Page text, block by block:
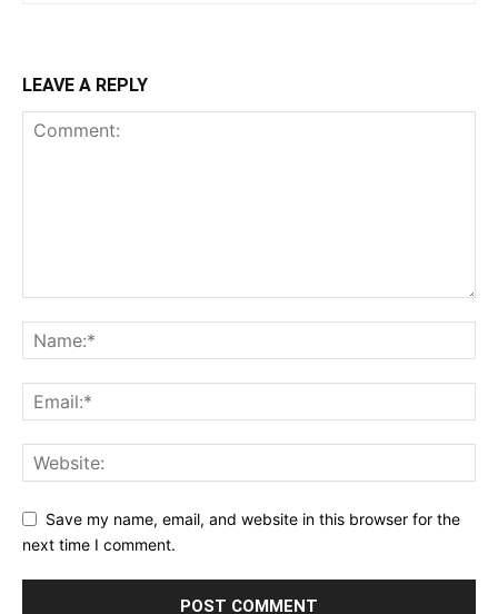
LEAVE A REPLY
Save my name, email, and website in this browser for the
next time I comment.